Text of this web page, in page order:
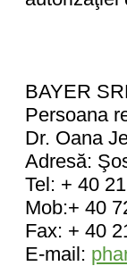
BAYER
Persoana
Dr. Oana
Adresă:
Tel: + 40
Mob:+ 40
Fax: + 40
E-mail: